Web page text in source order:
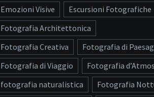
Emozioni Visive
Escursioni Fotografiche
Fotografia Architettonica
Fotografia Creativa
Fotografia di
Fotografia di Viaggio
Fotografia
fotografia naturalistica
Fotografia